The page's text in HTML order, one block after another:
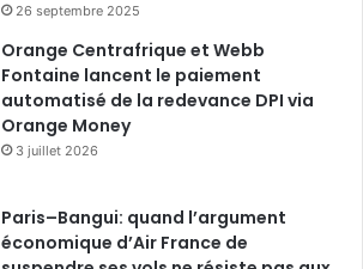
26 septembre 2025
Orange Centrafrique et Webb
Fontaine lancent le paiement
automatisé de la redevance DPI via
Orange Money
3 juillet 2026
Paris–Bangui: quand l’argument
économique d’Air France de